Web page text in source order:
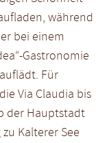
während
bei einem
Gastronomie
Für
Via Claudia bis
der Hauptstadt
Kalterer See